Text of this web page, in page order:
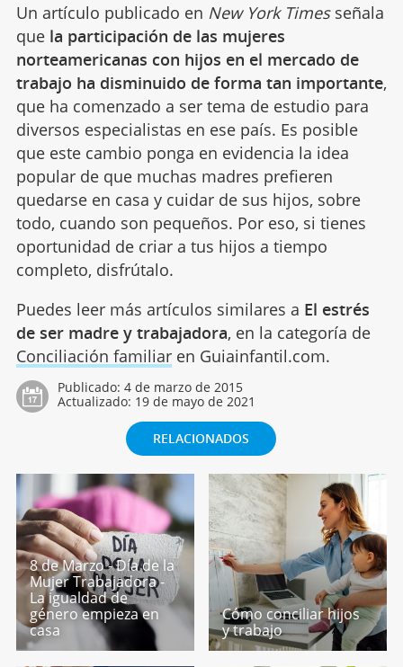
Un artículo publicado en New York Timesseñala
que la participación de las mujeres
norteamericanas con hijos en el mercado de
trabajo ha disminuido de forma tan importante,
que ha comenzado a ser tema de estudio para
diversos especialistas en ese país. Es posible
que este cambio ponga en evidencia la idea
popular de que muchas madres prefieren
quedarse en casa y cuidar de sus hijos, sobre
todo, cuando son pequeños. Por eso, si tienes
oportunidad de criar a tus hijos a tiempo
completo, disfrútalo.
Puedes leer más artículos similares a El estrés
de ser madre y trabajadora, en la categoría de
Conciliación familiaren Guiainfantil.com.
Publicado: 4 de marzo de 2015
Actualizado: 19 de mayo de 2021
RELACIONADOS
8 de Marzo - Día de la
Mujer Trabajadora -
La igualdad de
género empieza en
casa
Cómo conciliar hijos
y trabajo